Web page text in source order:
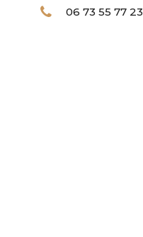
06 73 55 77 23